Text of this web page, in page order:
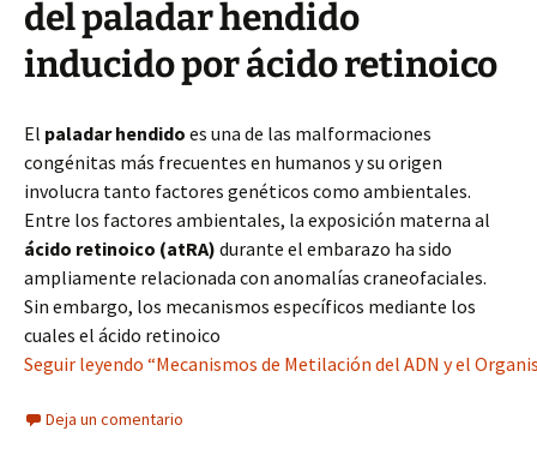
del paladar hendido
inducido por ácido retinoico
El paladar hendido es una de las malformaciones
congénitas más frecuentes en humanos y su origen
involucra tanto factores genéticos como ambientales.
Entre los factores ambientales, la exposición materna al
ácido retinoico (atRA) durante el embarazo ha sido
ampliamente relacionada con anomalías craneofaciales.
Sin embargo, los mecanismos específicos mediante los
cuales el ácido retinoico
Seguir leyendo “Mecanismos de Metilación del ADN y el
Deja un comentario